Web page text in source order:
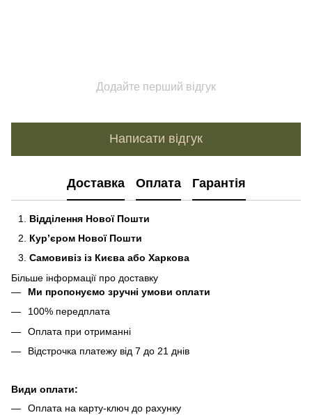
Додайте перший відгук
Написати відгук
Доставка Оплата Гарантія
Відділення Нової Пошти
Кур’єром Нової Пошти
Самовивіз із Києва або Харкова
Більше інформації про доставку
Ми пропонуємо зручні умови оплати
100% передплата
Оплата при отриманні
Відстрочка платежу від 7 до 21 днів
Види оплати:
Оплата на карту-ключ до рахунку